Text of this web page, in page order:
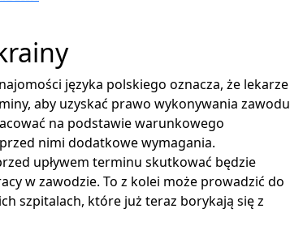
języka polskiego oznacza, że lekarze
aby uzyskać prawo wykonywania zawodu
na podstawie warunkowego
nimi dodatkowe wymagania.
upływem terminu skutkować będzie
w zawodzie. To z kolei może prowadzić do
szpitalach, które już teraz borykają się z